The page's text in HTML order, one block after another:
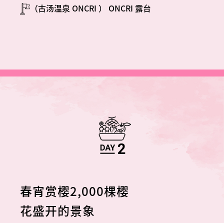
（古汤温泉 ONCRI ） ONCRI 露台
春宵赏樱2,000棵樱
花盛开的景象